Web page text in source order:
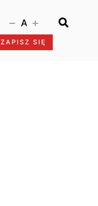
ZAPISZ SIĘ
A